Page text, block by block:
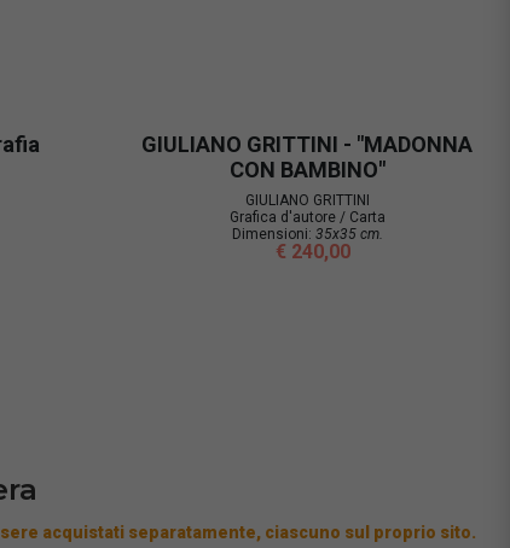
GIULIANO GRITTINI - "MADONNA
CON BAMBINO"
GIULIANO GRITTINI
Grafica d'autore / Carta
Dimensioni: 35x35 cm.
€ 240,00
acquistati separatamente, ciascuno sul proprio sito.